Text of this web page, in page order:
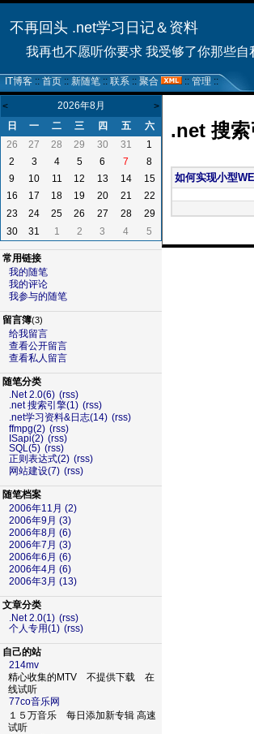
不再回头 .net学习日记＆资料
我再也不愿听你要求 我受够了你那些自
IT博客 :: 首页 :: 新随笔 :: 联系 :: 聚合 :: 管理 ::
< 2026年8月 >
日 一 二 三 四 五
六
26
27 28 29 30 31
1
2
3 4 5 6 7
8
9
10 11 12 13 14
15
16
17 18 19 20 21
22
23
24 25 26 27 28
29
30
31 1 2 3 4 5
常用链接
我的随笔
我的评论
我参与的随笔
留言簿(3)
给我留言
查看公开留言
查看私人留言
随笔分类
.Net 2.0(6) (rss)
.net 搜索引擎(1) (rss)
.net学习资料&日志(14) (rss)
ffmpg(2) (rss)
ISapi(2) (rss)
SQL(5) (rss)
正则表达式(2) (rss)
网站建设(7) (rss)
随笔档案
2006年11月 (2)
2006年9月 (3)
2006年8月 (6)
2006年7月 (3)
2006年6月 (6)
2006年4月 (6)
2006年3月 (13)
文章分类
.Net 2.0(1) (rss)
个人专用(1) (rss)
自己的站
214mv
精心收集的MTV 不提供下载 在
线试听
77co音乐网
１５万音乐 每日添加新专辑 高速
试听
.net 搜索
如何实现小型